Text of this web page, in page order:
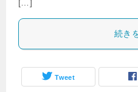
[…]
続き
Tweet